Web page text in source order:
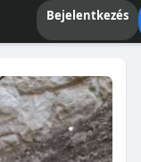
Bejelentkezés